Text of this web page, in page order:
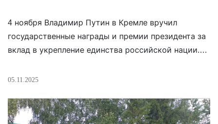
4 ноября Владимир Путин в Кремле вручил
государственные награды и премии президента за
вклад в укрепление единства российской нации.
деятелей. Почти все они публично поддерживают
вклад в укреплении единства российской нации
стали Патриарх Московский и всея Руси Кирилл
05.11.2025